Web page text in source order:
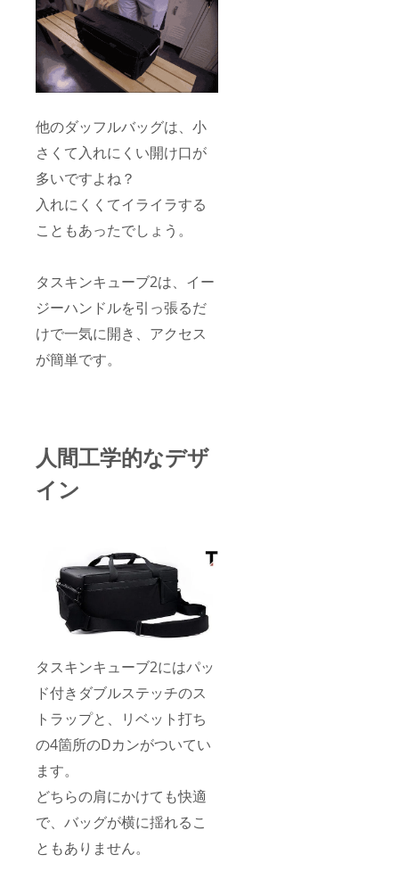
他のダッフルバッグは、小
さくて入れにくい開け口が
多いですよね？
入れにくくてイライラする
こともあったでしょう。
タスキンキューブ2は、イー
ジーハンドルを引っ張るだ
けで一気に開き、アクセス
が簡単です。
人間工学的なデザ
イン
タスキンキューブ2にはパッ
ド付きダブルステッチのス
トラップと、リベット打ち
の4箇所のDカンがついてい
ます。
どちらの肩にかけても快適
で、バッグが横に揺れるこ
ともありません。